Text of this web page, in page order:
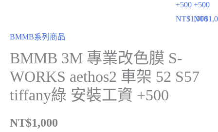
+500
NT$1,000
+500
NT$
BMMB系列商品
BMMB 3M 專業改色膜 S-
WORKS aethos2 車架 52 S57
tiffany綠 安裝工資 +500
NT$1,000